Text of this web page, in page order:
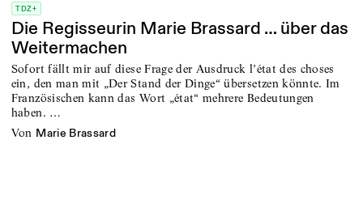
TDZ+
Die Regisseurin Marie Brassard … über das
Weitermachen
Sofort fällt mir auf diese Frage der Ausdruck l’état des choses
ein, den man mit „Der Stand der Dinge“ übersetzen könnte. Im
Französischen kann das Wort „état“ mehrere Bedeutungen
haben. …
von Marie Brassard